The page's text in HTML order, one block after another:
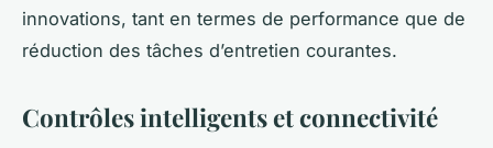
innovations, tant en termes de performance que de
réduction des tâches d’entretien courantes.
Contrôles intelligents et connectivité